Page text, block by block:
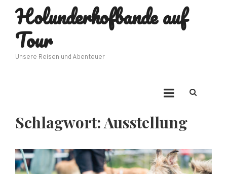
content
Holunderhofbande auf
Tour
Unsere Reisen und Abenteuer
Schlagwort:Ausstellung